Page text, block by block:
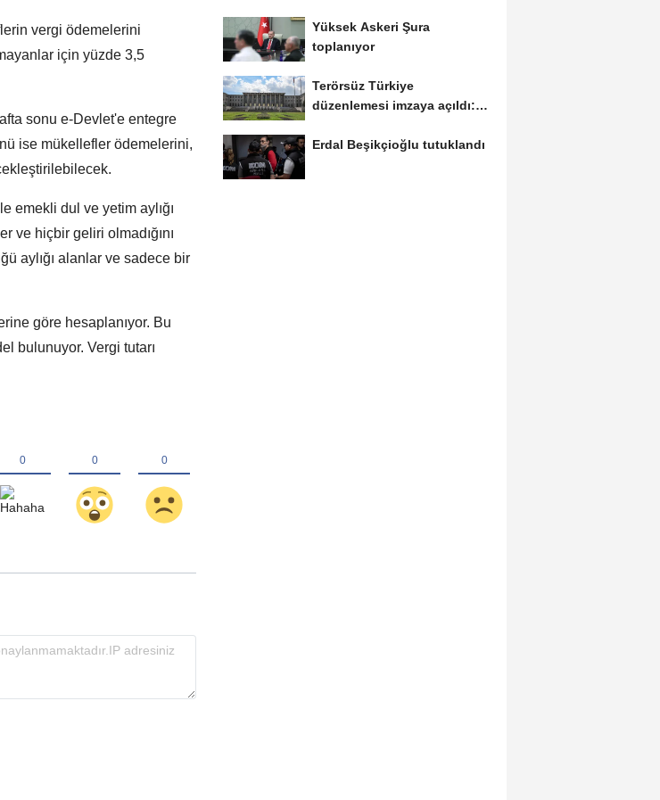
vergi ödemelerini
için yüzde 3,5
sonu e-Devlet'e entegre
ise mükellefler ödemelerini,
emekli dul ve yetim aylığı
ve hiçbir geliri olmadığını
aylığı alanlar ve sadece bir
göre hesaplanıyor. Bu
bulunuyor. Vergi tutarı
Yüksek Askeri Şura
toplanıyor
Terörsüz Türkiye
düzenlemesi imzaya açıldı:
Erdal Beşikçioğlu tutuklandı